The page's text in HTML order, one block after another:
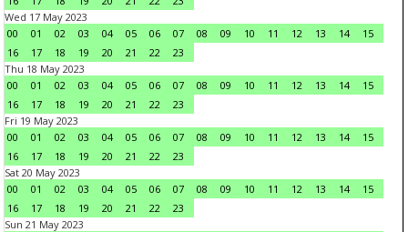
Wed 17 May 2023
00
01 02 03 04 05 06 07 08 09 10 11 12 13 14
15
16
17 18 19 20 21 22
23
Thu 18 May 2023
00
01 02 03 04 05 06 07 08 09 10 11 12 13 14
15
16
17 18 19 20 21 22
23
Fri 19 May 2023
00
01 02 03 04 05 06 07 08 09 10 11 12 13 14
15
16
17 18 19 20 21 22
23
Sat 20 May 2023
00
01 02 03 04 05 06 07 08 09 10 11 12 13 14
15
16
17 18 19 20 21 22
23
Sun 21 May 2023